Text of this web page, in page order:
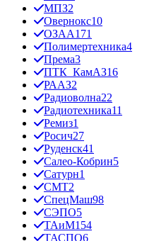
МПЗ2
Овернокс10
ОЗАА171
Полимертехника4
Према3
ПТК_КамАЗ16
РААЗ2
Радиоволна22
Радиотехника11
Ремиз1
Росич27
Руденск41
Салео-Кобрин5
Сатурн1
СМТ2
СпецМаш98
СЭПО5
ТАиМ154
ТАСПО6